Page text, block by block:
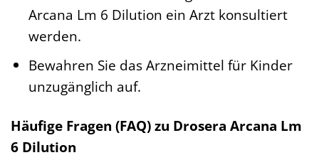
Arcana Lm 6 Dilution ein Arzt konsultiert
werden.
Bewahren Sie das Arzneimittel für Kinder
unzugänglich auf.
Häufige Fragen (FAQ) zu Drosera Arcana Lm
6 Dilution